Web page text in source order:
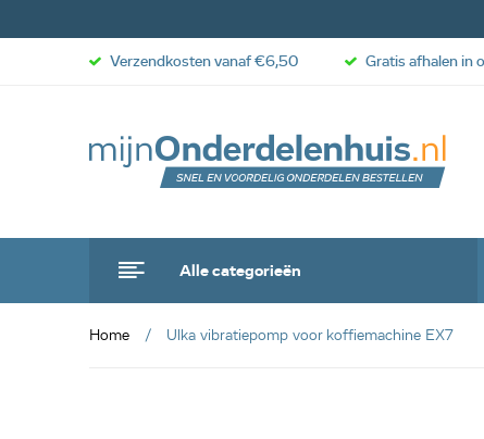
Alle categorieën
Verzendkosten vanaf €6,50 Gratis afhalen in
Home Ulka vibratiepomp voor koffiemachine EX7